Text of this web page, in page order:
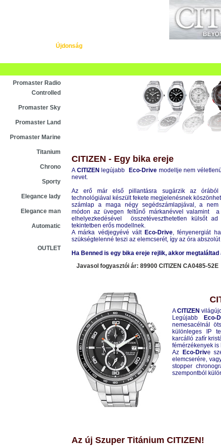
Újdonság
Promaster Radio
Controlled
Promaster Sky
Promaster Land
Promaster Marine
Titanium
Chrono
Sporty
Elegance lady
Elegance man
Automatic
OUTLET
CITIZEN - Egy bika ereje
A CITIZEN legújabb Eco-Drivemodellje nem
nevet.
Az erő már első pillantásra sugárzik az
technológiával készült fekete megjelenésnek
számlap a maga négy segédszámlapjával, a nem
módon az üvegen feltűnő márkanévvel valamint a
elhelyezkedésével összetéveszthetetlen külsőt
tekintetben erős modellnek.
A márka védjegyévé vált Eco-Drive, fényenergiát
szükségtelenné teszi az elemcserét, így az óra
Ha Benned is egy bika ereje rejlik, akkor megtaláltad
Javasol fogyasztói ár: 89900 CITIZEN CA0485-52E
ACITIZEN
Legújabb
Eco-
nemesacélnál
különleges IP
karcálló zafír
fémérzékenyek
Az
Eco-Drive
elemcserére,
stopper
szempontból
Az új Szuper Titánium CITIZEN!